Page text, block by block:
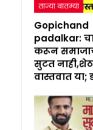
ताज्या बातम्या
Gopichand
padalkar:
करून
सुटत नाही,शेठ
वास्तवात या;